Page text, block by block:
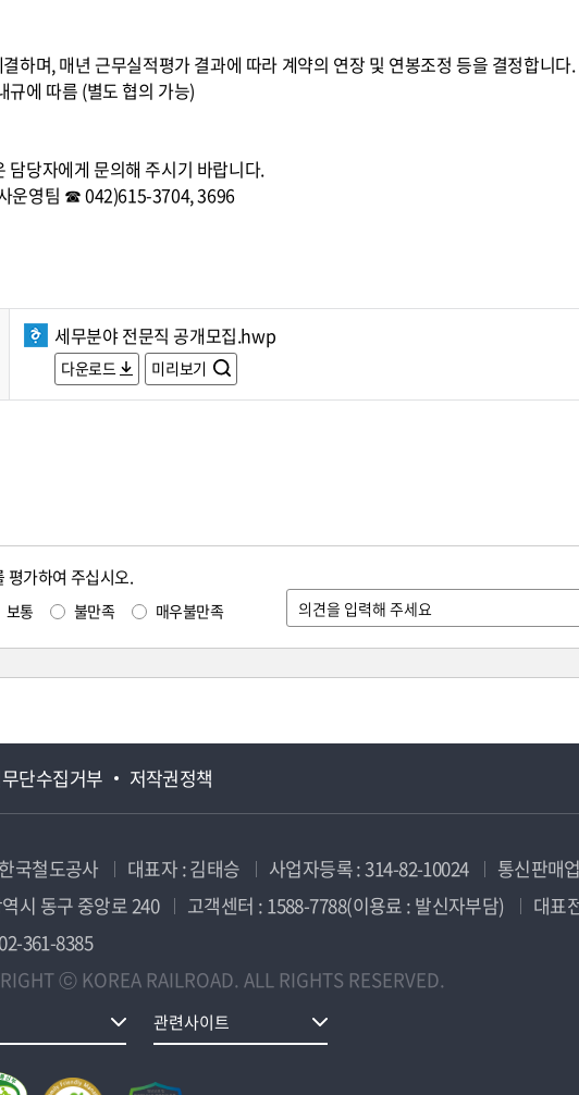
하며, 매년 근무실적평가 결과에 따라 계약의 연장 및 연봉조정 등을 결정합니다.
규에 따름 (별도 협의 가능)
담당자에게 문의해 주시기 바랍니다.
운영팀 ☎ 042)615-3704, 3696
세무분야 전문직 공개모집.hwp
다운로드 미리보기
평가하여 주십시오.
보통 불만족 매우불만족
단수집거부 저작권정책
국철도공사 대표자 : 김태승 사업자등록 : 314-82-10024
통신판매
시 동구 중앙로 240
고객센터 : 1588-7788(이용료 : 발신자부담)
대표
361-8385
ⓒ KOREA RAILROAD. ALL RIGHTS RESERVED.
관련사이트